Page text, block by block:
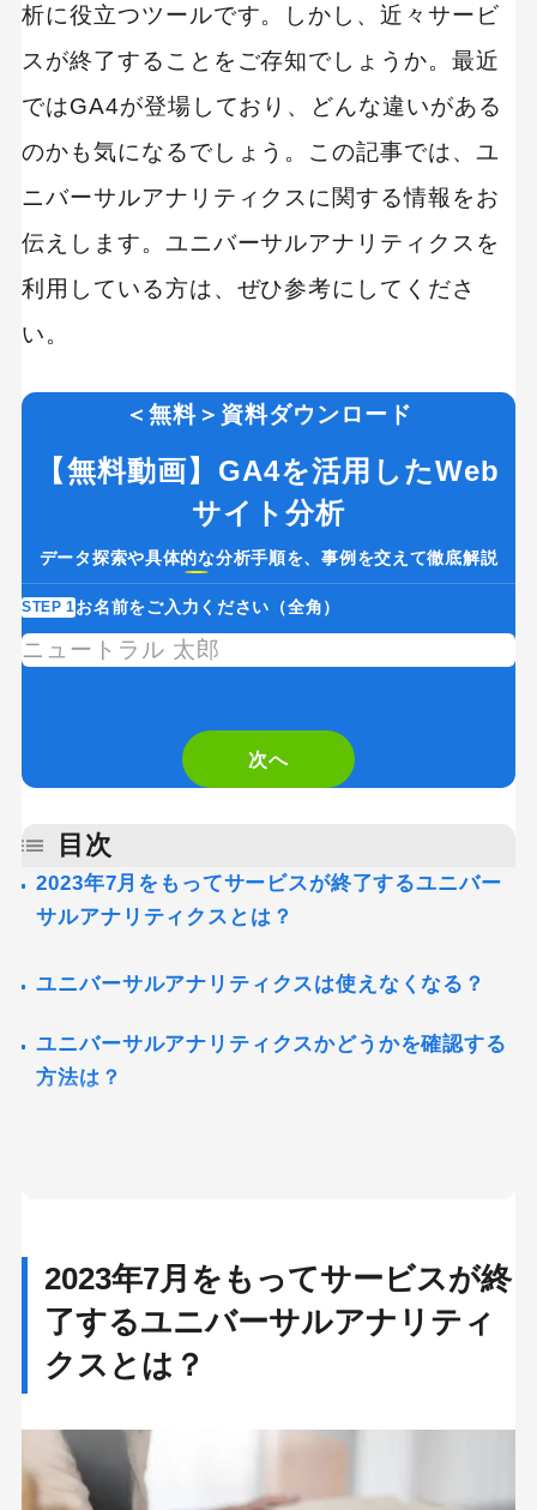
析に役立つツールです。しかし、近々サービ
スが終了することをご存知でしょうか。最近
ではGA4が登場しており、どんな違いがある
のかも気になるでしょう。この記事では、ユ
ニバーサルアナリティクスに関する情報をお
伝えします。ユニバーサルアナリティクスを
利用している方は、ぜひ参考にしてくださ
い。
＜無料＞資料ダウンロード
【無料動画】GA4を活用したWeb
サイト分析
データ探索や具体的な分析手順を、事例を交えて徹底解説
STEP 1 お名前をご入力ください（全角）
are
a
ignore
this
次へ
目次
2023年7月をもってサービスが終了するユニバー
サルアナリティクスとは？
ユニバーサルアナリティクスは使えなくなる？
ユニバーサルアナリティクスかどうかを確認する
方法は？
1. GoogleアカウントにログインしてGAのサイ
トへアクセスする
2. GAのアカウント設定を行う
4. ビジネスの概要を設定する
2023年7月をもってサービスが終
了するユニバーサルアナリティ
クスとは？